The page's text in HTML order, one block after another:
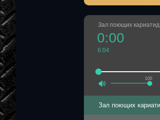
Зал поющих кариатид
100
0:00
6:04
Зал поющих